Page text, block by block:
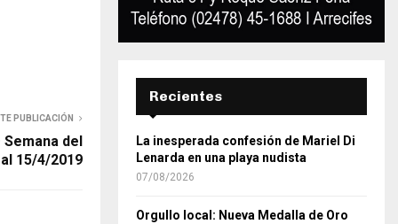
PUBLICACIÓN
del
15/4/2019
Recientes
La inesperada confesión de Mariel Di
Lenarda en una playa nudista
07/08/2026
Orgullo local: Nueva Medalla de Oro